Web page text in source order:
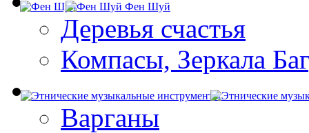
Фен Шуй
Деревья счастья
Компасы, Зеркала
Варганы